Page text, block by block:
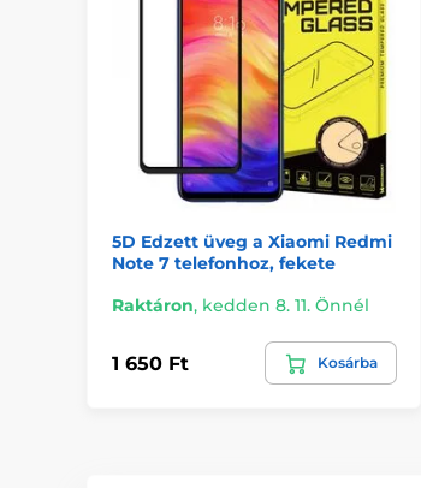
5D Edzett üveg a Xiaomi Redmi
Note 7 telefonhoz, fekete
Raktáron, kedden 8. 11. Önnél
1 650 Ft Kosárba